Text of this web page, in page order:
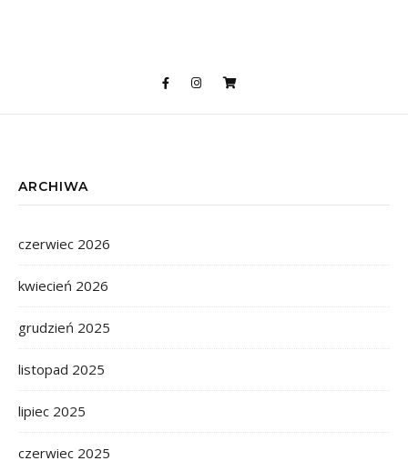
ARCHIWA
czerwiec 2026
kwiecień 2026
grudzień 2025
listopad 2025
lipiec 2025
czerwiec 2025